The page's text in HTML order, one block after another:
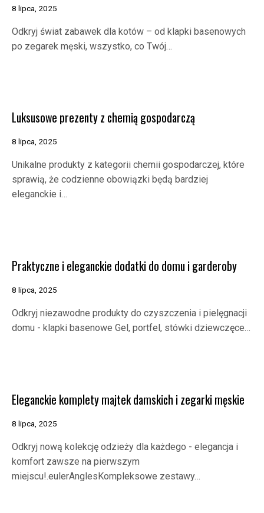
8 lipca, 2025
Odkryj świat zabawek dla kotów – od klapki basenowych
po zegarek męski, wszystko, co Twój…
Luksusowe prezenty z chemią gospodarczą
8 lipca, 2025
Unikalne produkty z kategorii chemii gospodarczej, które
sprawią, że codzienne obowiązki będą bardziej
eleganckie i…
Praktyczne i eleganckie dodatki do domu i garderoby
8 lipca, 2025
Odkryj niezawodne produkty do czyszczenia i pielęgnacji
domu - klapki basenowe Gel, portfel, stówki dziewczęce…
Eleganckie komplety majtek damskich i zegarki męskie
8 lipca, 2025
Odkryj nową kolekcję odzieży dla każdego - elegancja i
komfort zawsze na pierwszym
miejscu!.eulerAnglesKompleksowe zestawy…